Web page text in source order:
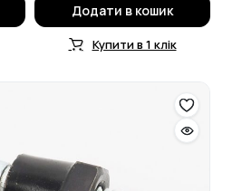
Додати в кошик
Купити в 1 клік